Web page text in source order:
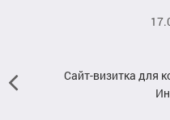
Сайт-визитка для